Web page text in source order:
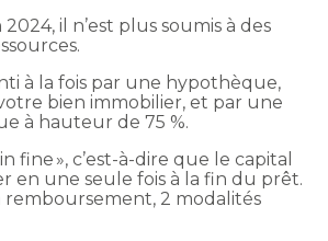
il n’est plus soumis à des
à la fois par une hypothèque,
bien immobilier, et par une
à hauteur de 75 %.
fine », c’est-à-dire que le capital
en une seule fois à la fin du prêt.
remboursement, 2 modalités